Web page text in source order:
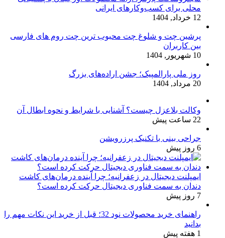
محلی برای کسب‌وکارهای ایرانی
12 خرداد, 1404
پرشین چت و شلوغ چت محبوب ترین چت روم های فارسی
بین کاربران
10 شهریور, 1404
روز ملی پارالمپیک؛ جشن اراده‌های بزرگ
20 مرداد, 1404
وکالت بلاعزل چیست؟ آشنایی با شرایط و نحوه ابطال آن
22 ساعت پیش
جراحی بینی با تکنیک پرزرویشن
6 روز پیش
ایمپلنت دیجیتال در زعفرانیه؛ چرا آینده درمان‌های کاشت
دندان به سمت فناوری دیجیتال حرکت کرده است؟
7 روز پیش
راهنمای خرید محصولات نود 32؛ قبل از خرید این نکات مهم را
بدانید
1 هفته پیش